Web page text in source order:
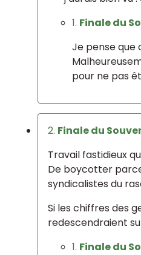
1. Finale du
Je pense que
pour ne pas
2. Finale du
Travail fastidieux
De boycotter
syndicalistes du
Si les chiffres des
redescendraient
1. Finale du